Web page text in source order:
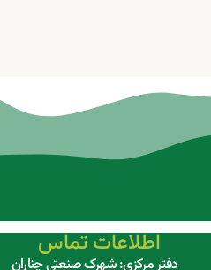
اطلاعات تماس
دفتر مرکزی: شهرک صنعتی چناران